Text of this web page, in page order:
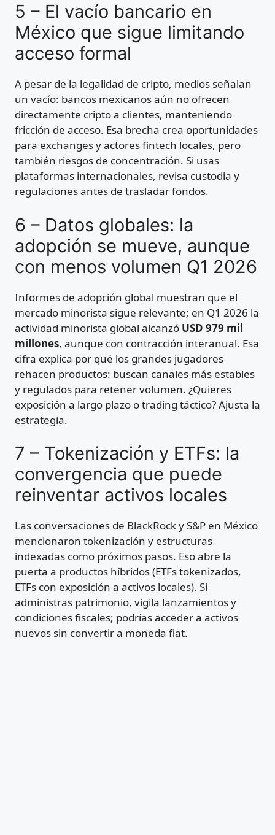
5 – El vacío bancario en
México que sigue limitando
acceso formal
A pesar de la legalidad de cripto, medios señalan
un vacío: bancos mexicanos aún no ofrecen
directamente cripto a clientes, manteniendo
fricción de acceso. Esa brecha crea oportunidades
para exchanges y actores fintech locales, pero
también riesgos de concentración. Si usas
plataformas internacionales, revisa custodia y
regulaciones antes de trasladar fondos.
6 – Datos globales: la
adopción se mueve, aunque
con menos volumen Q1 2026
Informes de adopción global muestran que el
mercado minorista sigue relevante; en Q1 2026 la
actividad minorista global alcanzó USD 979 mil
millones, aunque con contracción interanual. Esa
cifra explica por qué los grandes jugadores
rehacen productos: buscan canales más estables
y regulados para retener volumen. ¿Quieres
exposición a largo plazo o trading táctico? Ajusta la
estrategia.
7 – Tokenización y ETFs: la
convergencia que puede
reinventar activos locales
Las conversaciones de BlackRock y S&P en México
mencionaron tokenización y estructuras
indexadas como próximos pasos. Eso abre la
puerta a productos híbridos (ETFs tokenizados,
ETFs con exposición a activos locales). Si
administras patrimonio, vigila lanzamientos y
condiciones fiscales; podrías acceder a activos
nuevos sin convertir a moneda fiat.